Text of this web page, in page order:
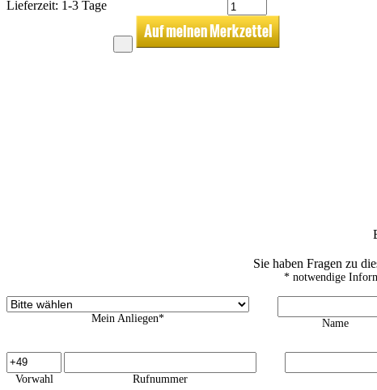
Lieferzeit: 1-3 Tage
Sie haben Fragen zu
* notwendige
Mein Anliegen* Name
Vorwahl Rufnummer